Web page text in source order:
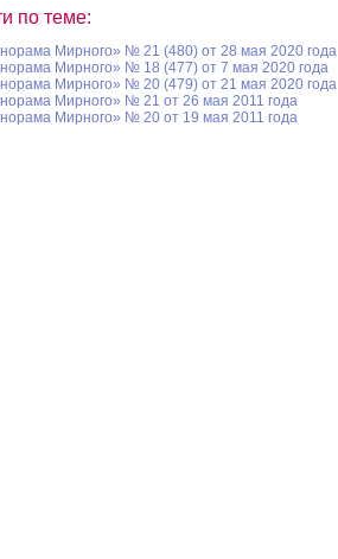
по теме:
Мирного» № 21 (480) от 28 мая 2020 года
Мирного» № 18 (477) от 7 мая 2020 года
Мирного» № 20 (479) от 21 мая 2020 года
Мирного» № 21 от 26 мая 2011 года
Мирного» № 20 от 19 мая 2011 года